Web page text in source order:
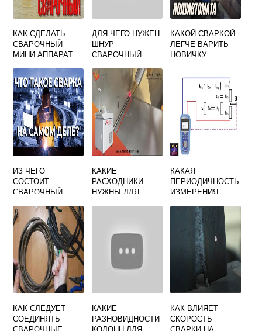
КАК СДЕЛАТЬ
СВАРОЧНЫЙ
МИНИ АППАРАТ
ДЛЯ ЧЕГО НУЖЕН
ШНУР
СВАРОЧНЫЙ
КАКОЙ СВАРКОЙ
ЛЕГЧЕ ВАРИТЬ
НОВИЧКУ
ИЛИ ДУГОВОЙ
ИЗ ЧЕГО
СОСТОИТ
СВАРОЧНЫЙ
КАКИЕ
РАСХОДНИКИ
НУЖНЫ ДЛЯ
КАКАЯ
ПЕРИОДИЧНОСТЬ
ИЗМЕРЕНИЯ
ИЗОЛЯЦИИ
УСТАНОВЛЕНА
ЭЛЕКТРОСВАРОЧ
НЫХ УСТАНОВОК
КАК СЛЕДУЕТ
СОЕДИНЯТЬ
СВАРОЧНЫЕ
КАКИЕ
РАЗНОВИДНОСТИ
КОЛОНН ДЛЯ
КАК ВЛИЯЕТ
СКОРОСТЬ
СВАРКИ НА